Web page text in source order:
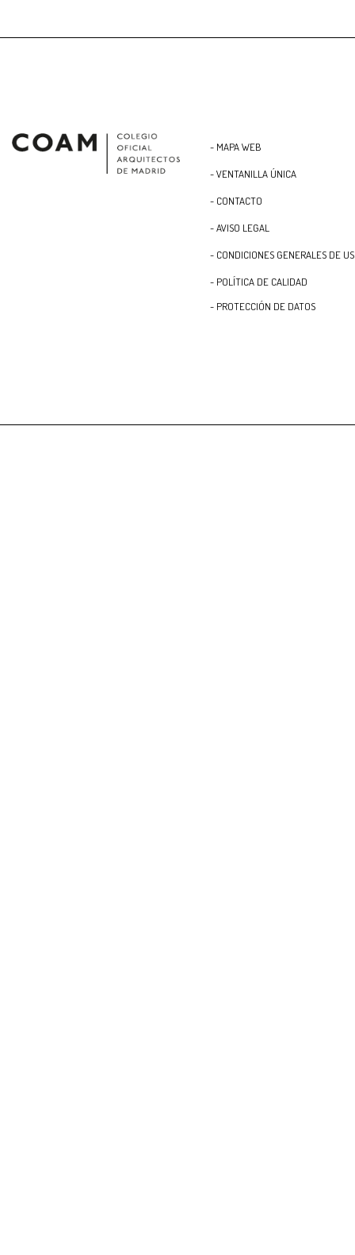
- MAPA WEB
- VENTANILLA ÚNICA
- CONTACTO
- AVISO LEGAL
- CONDICIONES GENERALES DE
- POLÍTICA DE CALIDAD
- PROTECCIÓN DE DATOS